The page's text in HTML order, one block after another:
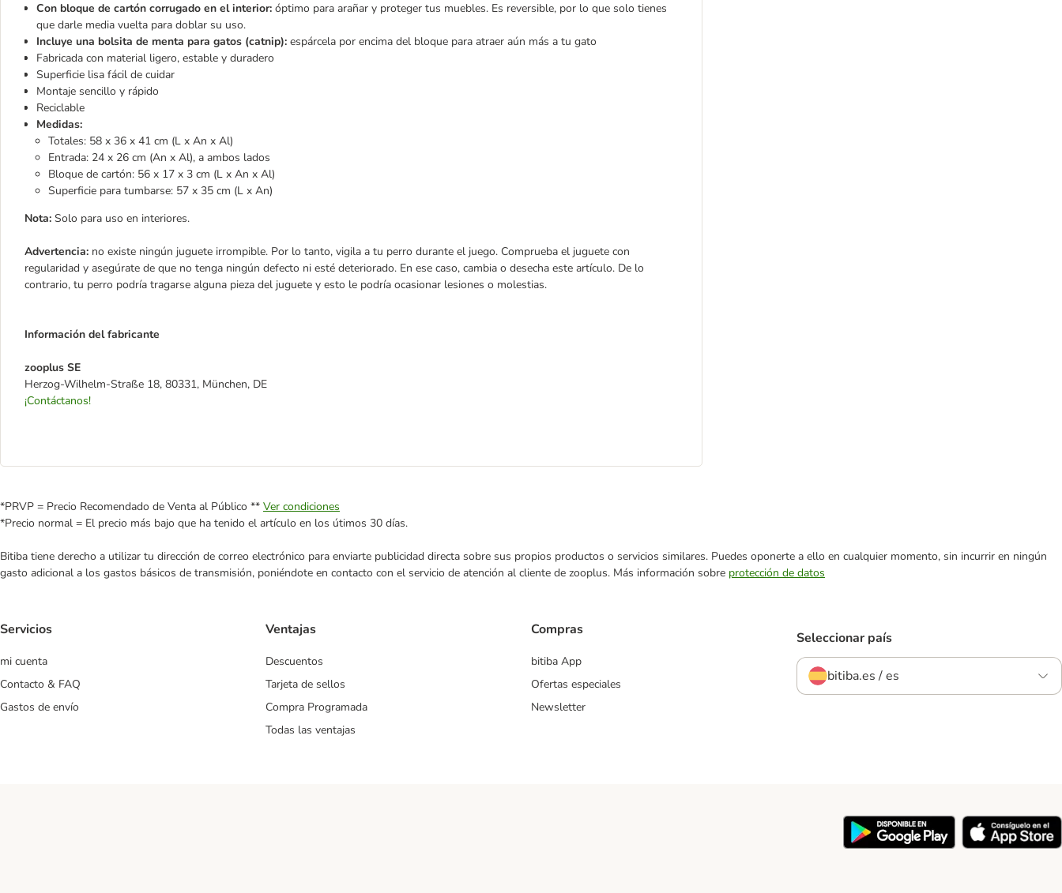
Con bloque de cartón corrugado en el interior: óptimo para arañar y proteger tus muebles. Es reversible, por lo que solo tienes
que darle media vuelta para doblar su uso.
Incluye una bolsita de menta para gatos (catnip): espárcela por encima del bloque para atraer aún más a tu gato
Fabricada con material ligero, estable y duradero
Superficie lisa fácil de cuidar
Montaje sencillo y rápido
Reciclable
Medidas:
Totales: 58 x 36 x 41 cm (L x An x Al)
Entrada: 24 x 26 cm (An x Al), a ambos lados
Bloque de cartón: 56 x 17 x 3 cm (L x An x Al)
Superficie para tumbarse: 57 x 35 cm (L x An)
Nota: Solo para uso en interiores.
Advertencia: no existe ningún juguete irrompible. Por lo tanto, vigila a tu perro durante el juego. Comprueba el juguete con
regularidad y asegúrate de que no tenga ningún defecto ni esté deteriorado. En ese caso, cambia o desecha este artículo. De lo
contrario, tu perro podría tragarse alguna pieza del juguete y esto le podría ocasionar lesiones o molestias.
Información del fabricante
zooplus SE
Herzog-Wilhelm-Straße 18, 80331, München, DE
¡Contáctanos!
*PRVP = Precio Recomendado de Venta al Público ** Ver condiciones
*Precio normal = El precio más bajo que ha tenido el artículo en los útimos 30 días.
Bitiba tiene derecho a utilizar tu dirección de correo electrónico para enviarte publicidad directa sobre sus propios productos o servicios similares. Puedes oponerte a ello en cualquier momento, sin incurrir en ningún
gasto adicional a los gastos básicos de transmisión, poniéndote en contacto con el servicio de atención al cliente de zooplus. Más información sobre protección de datos
Servicios
mi cuenta
Contacto & FAQ
Gastos de envío
Ventajas
Descuentos
Tarjeta de sellos
Compra Programada
Todas las ventajas
Compras
bitiba App
Ofertas especiales
Newsletter
Seleccionar país
bitiba.es / es